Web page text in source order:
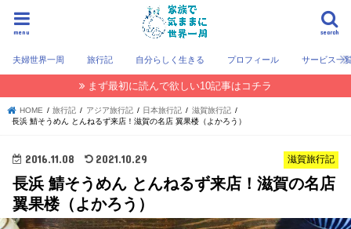
search
menu
夫婦世界一周 旅行記 自分らしく生きる プロフィール サービス一
まず最初に読んで欲しい10記事はコチラ
HOME 旅行記 アジア旅行記 日本旅行記
滋賀旅行記
長浜 鯖そうめん とんねるず来店！滋賀の名店 翼果楼（よかろう）
滋賀旅行記
2016.11.08 2021.10.29
長浜 鯖そうめん とんねるず来店！滋賀の名店
翼果楼（よかろう）